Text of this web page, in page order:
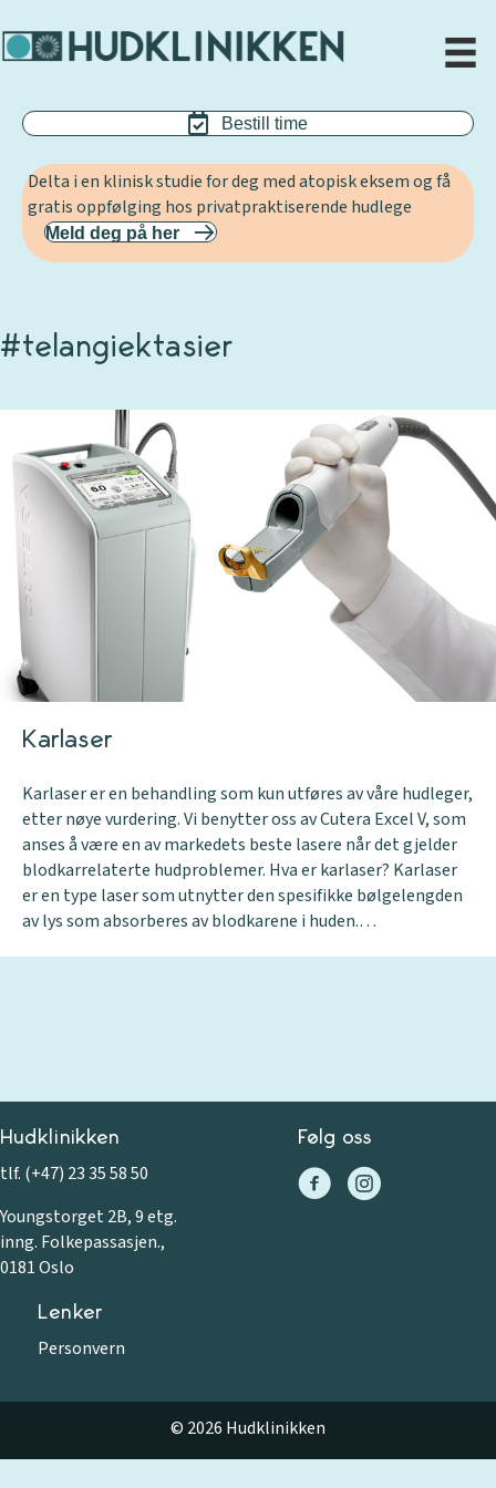
Bestill time
Delta i en klinisk studie for deg med atopisk eksem og få
gratis oppfølging hos privatpraktiserende hudlege
Meld deg på her
#telangiektasier
Karlaser
Karlaser er en behandling som kun utføres av våre hudleger,
etter nøye vurdering. Vi benytter oss av Cutera Excel V, som
anses å være en av markedets beste lasere når det gjelder
blodkarrelaterte hudproblemer. Hva er karlaser? Karlaser
er en type laser som utnytter den spesifikke bølgelengden
av lys som absorberes av blodkarene i huden.…
Hudklinikken
tlf. (+47) 23 35 58 50
Youngstorget 2B, 9 etg.
inng. Folkepassasjen.,
0181 Oslo
Følg oss
Lenker
Personvern
© 2026 Hudklinikken